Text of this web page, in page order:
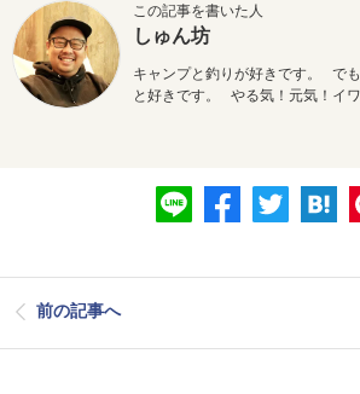
この記事を書いた人
しゅん坊
キャンプと釣りが好きです。 で
と好きです。 やる気！元気！イワ
前の記事へ